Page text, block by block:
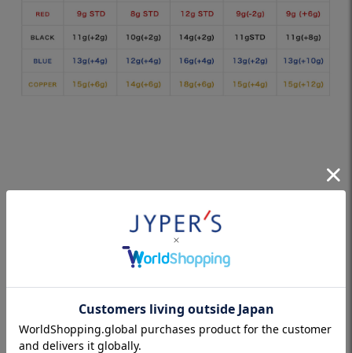
対象商品はこちら
ドライバー・フェアウェイウ
ッド用
ハイブリッド専用